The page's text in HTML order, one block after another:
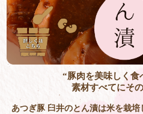
“豚肉を美味しく食
素材すべてにそ
あつぎ豚 臼井のとん漬は米を栽培